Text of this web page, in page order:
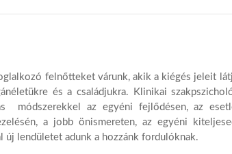
felnőtteket várunk, akik a kiégés jeleit
és a családjukra. Klinikai
módszerekkel az egyéni fejlődésen, az
a jobb önismereten, az egyéni
új lendületet adunk a hozzánk fordulóknak.